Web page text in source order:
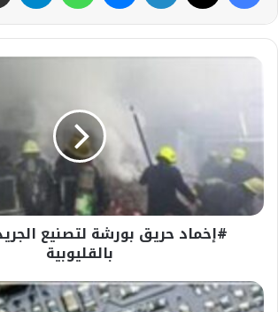
#إخماد
الجريد
في
طوخ
بالقليوبية
#إخماد حريق بورشة لتصنيع
بالقليوبية
عاجل-
الولايات